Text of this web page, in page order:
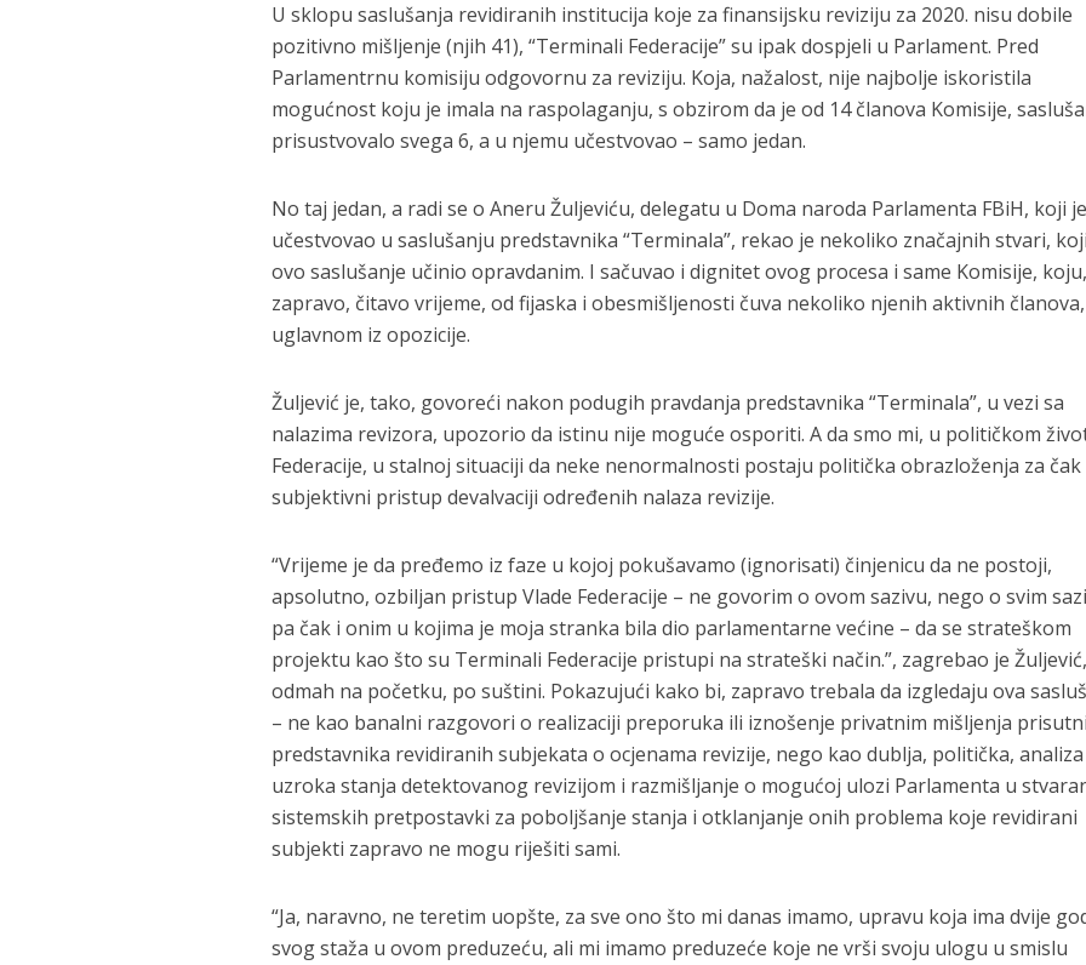
U sklopu saslušanja revidiranih institucija koje za finansijsku reviziju za 2020. nisu dobile
pozitivno mišljenje (njih 41), “Terminali Federacije” su ipak dospjeli u Parlament. Pred
Parlamentrnu komisiju odgovornu za reviziju. Koja, nažalost, nije najbolje iskoristila
mogućnost koju je imala na raspolaganju, s obzirom da je od 14 članova Komisije,
prisustvovalo svega 6, a u njemu učestvovao – samo jedan.
No taj jedan, a radi se o Aneru Žuljeviću, delegatu u Doma naroda Parlamenta FBiH, koji je
učestvovao u saslušanju predstavnika “Terminala”, rekao je nekoliko značajnih stvari,
ovo saslušanje učinio opravdanim. I sačuvao i dignitet ovog procesa i same Komisije, koju,
zapravo, čitavo vrijeme, od fijaska i obesmišljenosti čuva nekoliko njenih aktivnih članova,
uglavnom iz opozicije.
Žuljević je, tako, govoreći nakon podugih pravdanja predstavnika “Terminala”, u vezi sa
nalazima revizora, upozorio da istinu nije moguće osporiti. A da smo mi, u političkom
Federacije, u stalnoj situaciji da neke nenormalnosti postaju politička obrazloženja za čak
subjektivni pristup devalvaciji određenih nalaza revizije.
“Vrijeme je da pređemo iz faze u kojoj pokušavamo (ignorisati) činjenicu da ne postoji,
apsolutno, ozbiljan pristup Vlade Federacije – ne govorim o ovom sazivu, nego o svim
pa čak i onim u kojima je moja stranka bila dio parlamentarne većine – da se strateškom
projektu kao što su Terminali Federacije pristupi na strateški način.”, zagrebao je Žuljević,
odmah na početku, po suštini. Pokazujući kako bi, zapravo trebala da izgledaju ova
– ne kao banalni razgovori o realizaciji preporuka ili iznošenje privatnim mišljenja
predstavnika revidiranih subjekata o ocjenama revizije, nego kao dublja, politička, analiza
uzroka stanja detektovanog revizijom i razmišljanje o mogućoj ulozi Parlamenta u
sistemskih pretpostavki za poboljšanje stanja i otklanjanje onih problema koje revidirani
subjekti zapravo ne mogu riješiti sami.
“Ja, naravno, ne teretim uopšte, za sve ono što mi danas imamo, upravu koja ima dvije
svog staža u ovom preduzeću, ali mi imamo preduzeće koje ne vrši svoju ulogu u smislu